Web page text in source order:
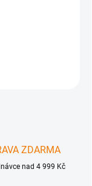
ZDARMA
nad 4 999 Kč